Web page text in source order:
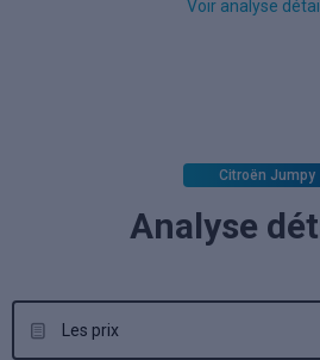
Voir analyse
Citroën Jumpy
Analyse
Les prix